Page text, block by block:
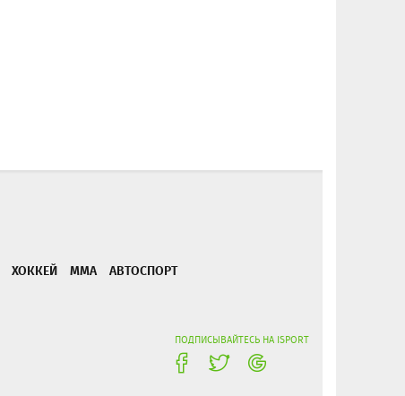
ХОККЕЙ ММА АВТОСПОРТ
ПОДПИСЫВАЙТЕСЬ НА ISPORT